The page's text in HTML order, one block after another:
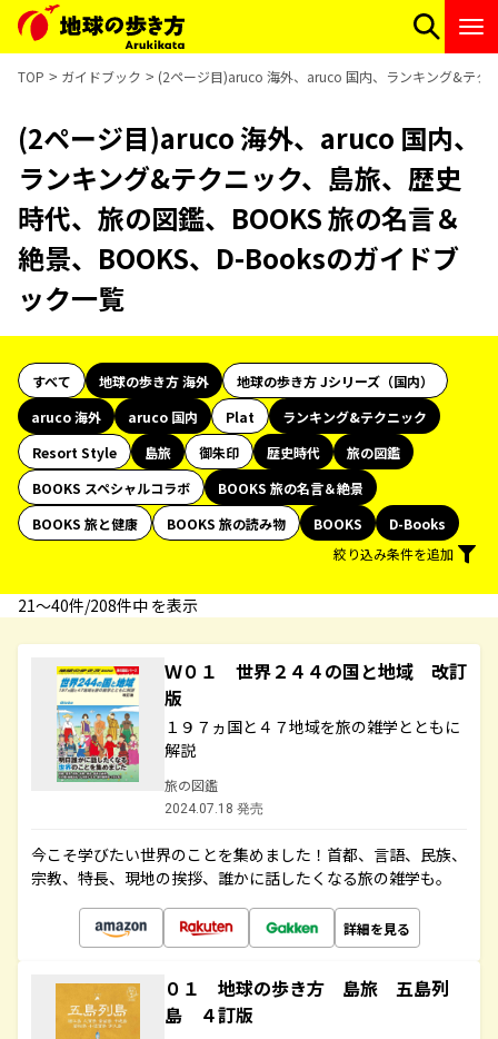
TOP ガイドブック (2ページ目)aruco 海外、aruco 国内、ランキング&テク
(2ページ目)aruco 海外、aruco 国内、
ランキング&テクニック、島旅、歴史
時代、旅の図鑑、BOOKS 旅の名言＆
絶景、BOOKS、D-Booksのガイドブ
ック一覧
すべて 地球の歩き方 海外
地球の歩き方 Jシリーズ（国内）
aruco 海外
aruco 国内 Plat
ランキング&テクニック
Resort Style
島旅 御朱印 歴史時代
旅の図鑑
BOOKS スペシャルコラボ
BOOKS 旅の名言＆絶景
BOOKS 旅と健康
BOOKS 旅の読み物 BOOKS
D-Books
絞り込み条件を追加
21〜40件/208件中 を表示
Ｗ０１ 世界２４４の国と地域 改訂
版
１９７ヵ国と４７地域を旅の雑学とともに
解説
旅の図鑑
2024.07.18 発売
今こそ学びたい世界のことを集めました！首都、言語、民族、
宗教、特長、現地の挨拶、誰かに話したくなる旅の雑学も。
詳細を見る
０１ 地球の歩き方 島旅 五島列
島 ４訂版